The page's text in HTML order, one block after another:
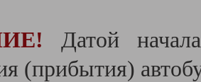
Датой
(прибытия)